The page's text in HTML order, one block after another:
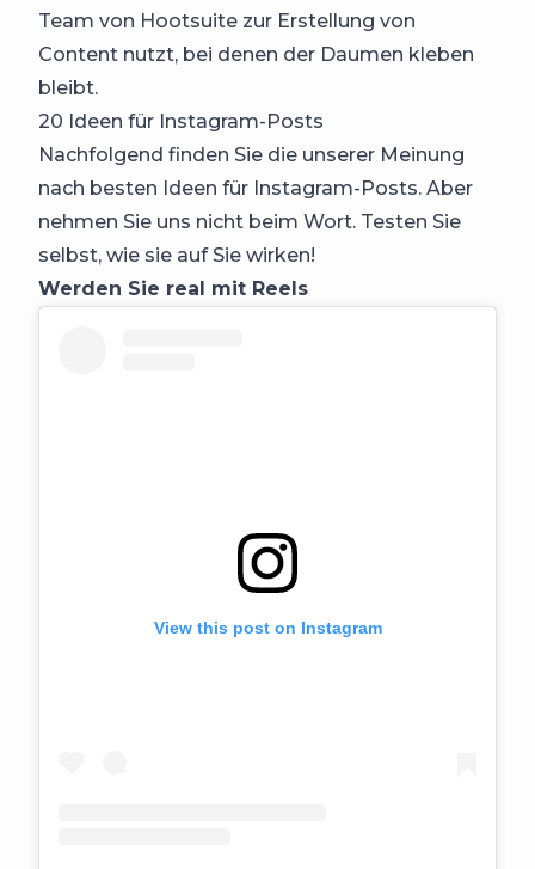
Team von Hootsuite zur Erstellung von
Content nutzt, bei denen der Daumen kleben
bleibt.
20 Ideen für Instagram-Posts
Nachfolgend finden Sie die unserer Meinung
nach besten Ideen für Instagram-Posts. Aber
nehmen Sie uns nicht beim Wort. Testen Sie
selbst, wie sie auf Sie wirken!
Werden Sie real mit Reels
View this post on Instagram